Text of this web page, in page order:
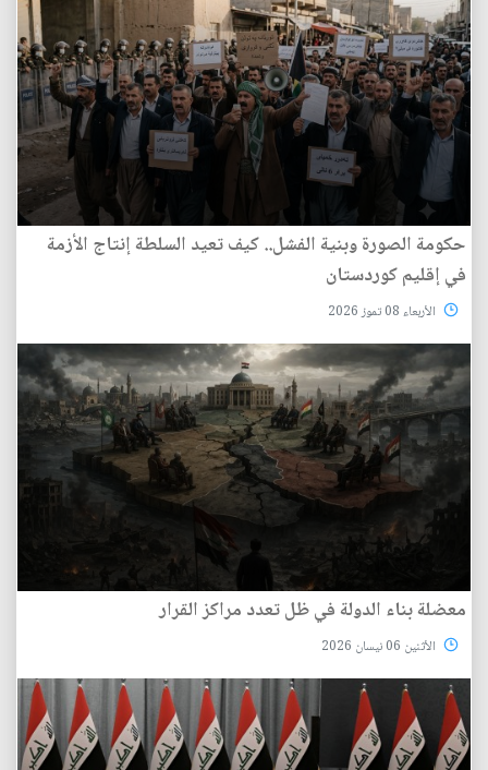
حكومة الصورة وبنية الفشل.. كيف تعيد السلطة إنتاج الأزمة
في إقليم كوردستان
الأربعاء 08 تموز 2026
معضلة بناء الدولة في ظل تعدد مراكز القرار
الأثنين 06 نيسان 2026